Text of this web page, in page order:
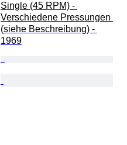
Single (45 RPM) -
Verschiedene Pressungen
(siehe Beschreibung) -
1969